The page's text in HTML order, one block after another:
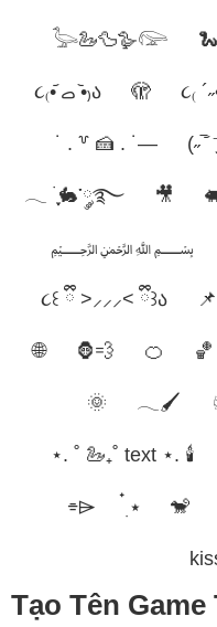
𓅬🦢🦆🪿𓅼 🐍
૮₍•᷄ ࡇ •᷅₎ა 🫣 ૮₍
˙ . ꒷ 🍰 . ˙— (˶‾᷄
𓂃 ࣪ ִֶָ🐇་༘࿐ 🎥
﷽
૮꒰ ྀི >⸝⸝⸝< ྀི꒱ა 📌
🌐 🦍💨 🍊 🏀
🌞 𓂃🖌
⋆. ˚ 🦢₊˚ text ⋆. 🕯️
⌯⌲ ๋࣭ ⭑ 🐒
Tạo Tên